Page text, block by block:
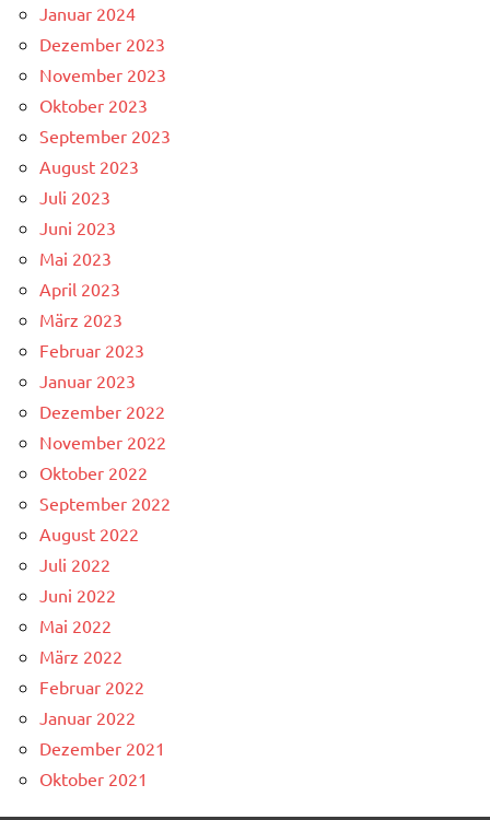
Januar 2024
Dezember 2023
November 2023
Oktober 2023
September 2023
August 2023
Juli 2023
Juni 2023
Mai 2023
April 2023
März 2023
Februar 2023
Januar 2023
Dezember 2022
November 2022
Oktober 2022
September 2022
August 2022
Juli 2022
Juni 2022
Mai 2022
März 2022
Februar 2022
Januar 2022
Dezember 2021
Oktober 2021